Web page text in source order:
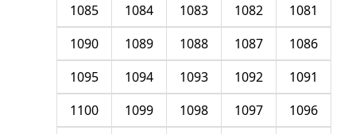
1081
1082
1083
1084
1085
1086
1087
1088
1089
1090
1091
1092
1093
1094
1095
1096
1097
1098
1099
1100